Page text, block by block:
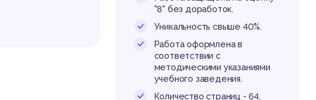
"8" без доработок.
Уникальность свыше 40%.
Работа оформлена в
соответствии с
методическими указаниями
учебного заведения.
Количество страниц - 64.